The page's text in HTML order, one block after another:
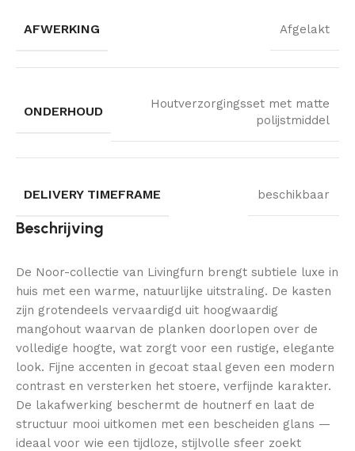
AFWERKING Afgelakt
ONDERHOUD
Houtverzorgingsset met matte
polijstmiddel
DELIVERY TIMEFRAME beschikbaar
Beschrijving
De Noor-collectie van Livingfurn brengt subtiele luxe in
huis met een warme, natuurlijke uitstraling. De kasten
zijn grotendeels vervaardigd uit hoogwaardig
mangohout waarvan de planken doorlopen over de
volledige hoogte, wat zorgt voor een rustige, elegante
look. Fijne accenten in gecoat staal geven een modern
contrast en versterken het stoere, verfijnde karakter.
De lakafwerking beschermt de houtnerf en laat de
structuur mooi uitkomen met een bescheiden glans —
ideaal voor wie een tijdloze, stijlvolle sfeer zoekt